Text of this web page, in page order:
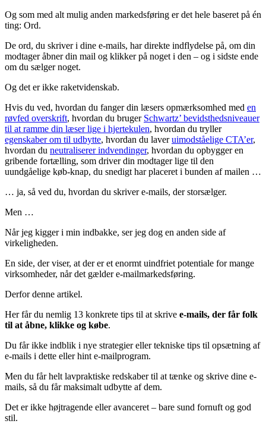
Og som med alt mulig anden markedsføring er det hele baseret på én
ting: Ord.
De ord, du skriver i dine e-mails, har direkte indflydelse på, om din
modtager åbner din mail og klikker på noget i den – og i sidste ende
om du sælger noget.
Og det er ikke raketvidenskab.
Hvis du ved, hvordan du fanger din læsers opmærksomhed med en
røvfed overskrift, hvordan du bruger Schwartz’ bevidsthedsniveauer
til at ramme din læser lige i hjertekulen, hvordan du tryller
egenskaber om til udbytte, hvordan du laveruimodståelige CTA’er,
hvordan du neutraliserer indvendinger, hvordan du opbygger en
gribende fortælling, som driver din modtager lige til den
uundgåelige køb-knap, du snedigt har placeret i bunden af mailen …
… ja, så ved du, hvordan du skriver e-mails, der storsælger.
Men …
Når jeg kigger i min indbakke, ser jeg dog en anden side af
virkeligheden.
En side, der viser, at der er et enormt uindfriet potentiale for mange
virksomheder, når det gælder e-mailmarkedsføring.
Derfor denne artikel.
Her får du nemlig 13 konkrete tips til at skrive e-mails, der får folk
til at åbne, klikke og købe.
Du får ikke indblik i nye strategier eller tekniske tips til opsætning af
e-mails i dette eller hint e-mailprogram.
Men du får helt lavpraktiske redskaber til at tænke og skrive dine e-
mails, så du får maksimalt udbytte af dem.
Det er ikke højtragende eller avanceret – bare sund fornuft og god
stil.